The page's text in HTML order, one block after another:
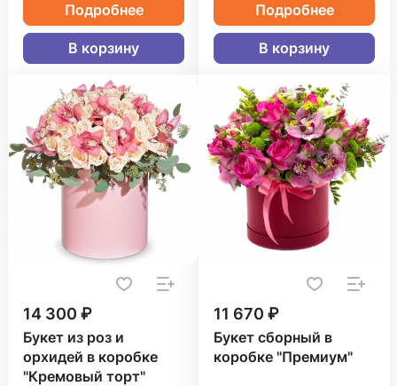
Подробнее
В корзину
Подробнее
В корзину
14 300 ₽
Букет из роз и
орхидей в коробке
"Кремовый торт"
11 670 ₽
Букет сборный в
коробке "Премиум"